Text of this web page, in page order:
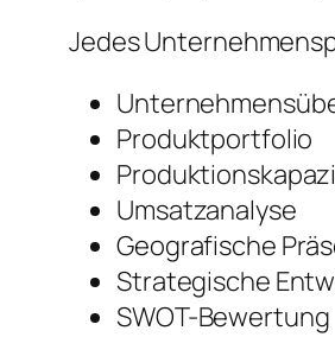
Jedes
Produktportfolio
Umsatzanalyse
Geografische
Strategische
SWOT-Bewertung